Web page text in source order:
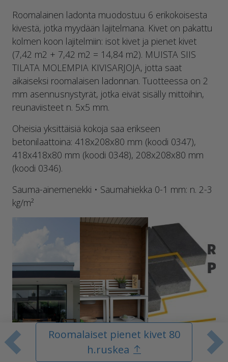
Edellinen tuote
Roomalaiset pienet kivet 80
h.ruskea
Roomalainen ladonta muodostuu 6 erikokoisesta
kivestä, jotka myydään lajitelmana. Kivet on pakattu
kolmen koon lajitelmiin: isot kivet ja pienet kivet
(7,42 m2 + 7,42 m2 = 14,84 m2). MUISTA SIIS
TILATA MOLEMPIA KIVISARJOJA, jotta saat
aikaiseksi roomalaisen ladonnan. Tuotteessa on 2
mm asennusnystyrät, jotka eivät sisälly mittoihin,
reunaviisteet n. 5x5 mm.
Oheisia yksittäisiä kokoja saa erikseen
betonilaattoina: 418x208x80 mm (koodi 0347),
418x418x80 mm (koodi 0348), 208x208x80 mm
(koodi 0346).
Sauma-ainemenekki • Saumahiekka 0-1 mm: n. 2-3
kg/m²